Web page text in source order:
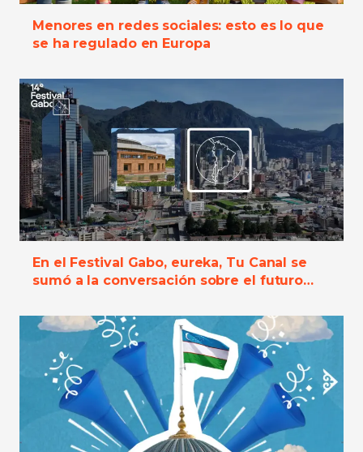
Menores en redes sociales: esto es lo que
se ha regulado en Europa
En el Festival Gabo, eureka, Tu Canal se
sumó a la conversación sobre el futuro